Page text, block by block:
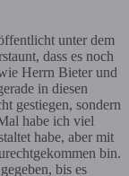
unter dem
dass es noch
Herrn Bieter und
in diesen
gestiegen, sondern
habe ich viel
habe, aber mit
bin.
bis es